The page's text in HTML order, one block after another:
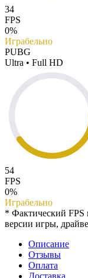
34
FPS
0%
Играбельно
PUBG
Ultra • Full HD
54
FPS
0%
Играбельно
* Фактический FPS
версии игры,
Описание
Отзывы
Оплата
Доставка